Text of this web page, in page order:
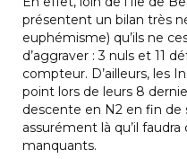
présentent un bilan très
euphémisme) qu’ils ne
d’aggraver : 3 nuls et 11
compteur. D’ailleurs, les
point lors de leurs 8
descente en N2 en fin de
assurément là qu’il
manquants.